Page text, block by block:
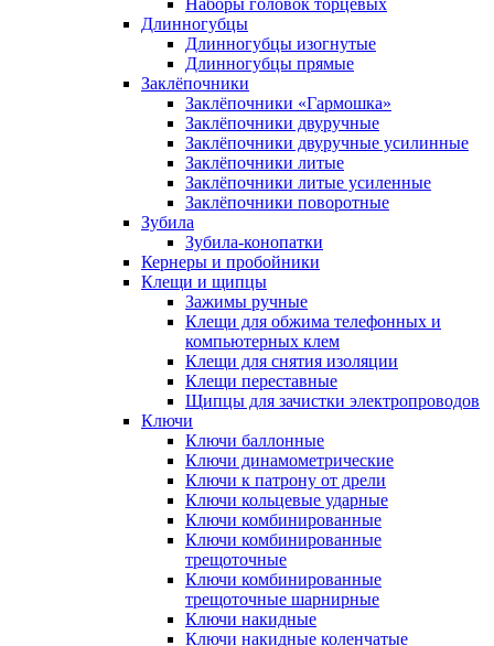
Наборы головок торцевых
Длинногубцы
Длинногубцы изогнутые
Длинногубцы прямые
Заклёпочники
Заклёпочники «Гармошка»
Заклёпочники двуручные
Заклёпочники двуручные усилинные
Заклёпочники литые
Заклёпочники литые усиленные
Заклёпочники поворотные
Зубила
Зубила-конопатки
Кернеры и пробойники
Клещи и щипцы
Зажимы ручные
Клещи для обжима телефонных и
компьютерных клем
Клещи для снятия изоляции
Клещи переставные
Щипцы для зачистки электропроводов
Ключи
Ключи баллонные
Ключи динамометрические
Ключи к патрону от дрели
Ключи кольцевые ударные
Ключи комбинированные
Ключи комбинированные
трещоточные
Ключи комбинированные
трещоточные шарнирные
Ключи накидные
Ключи накидные коленчатые